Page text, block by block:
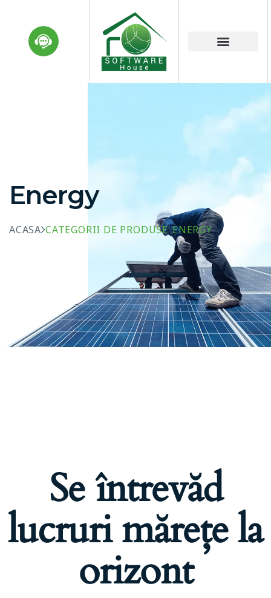
Energy
ACASA CATEGORII DE PRODUSE ENERGY
Se întrevăd
lucruri mărețe la
orizont